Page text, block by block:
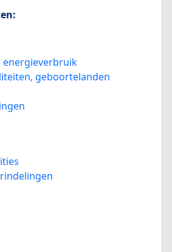
energieverbruik
geboortelanden